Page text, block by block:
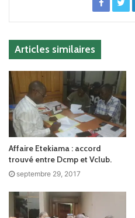
Articles similaires
Affaire Etekiama : accord
trouvé entre Dcmp et Vclub.
septembre 29, 2017